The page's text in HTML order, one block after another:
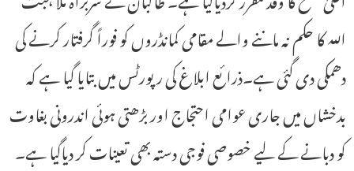
اللہ کا حکم نہ ماننے والے مقامی کمانڈروں کو فوراً گرفتار کرنے کی
دھمکی دی گئی ہے۔ذرائع ابلاغ کی رپورٹس میں بتایا گیا ہے کہ
بدخشاں میں جاری عوامی احتجاج اور بڑھتی ہوئی اندرونی بغاوت
کو دبانے کے لیے خصوصی فوجی دستہ بھی تعینات کر دیاگیا ہے۔